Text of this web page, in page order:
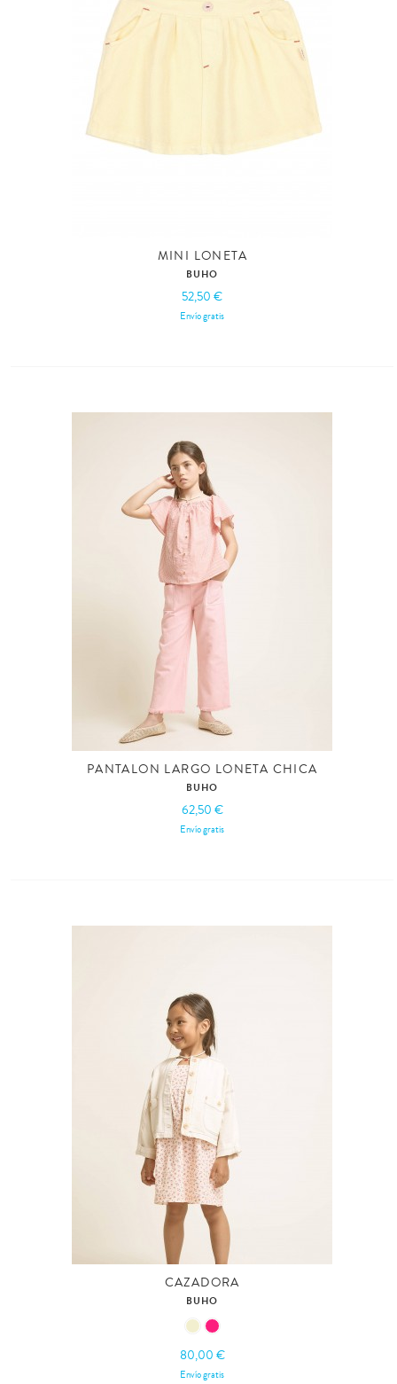
MINI LONETA
BUHO
52,50 €
Envío gratis
PANTALON LARGO LONETA CHICA
BUHO
62,50 €
Envío gratis
CAZADORA
BUHO
80,00 €
Envío gratis